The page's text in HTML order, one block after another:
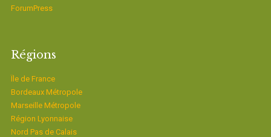
ForumPress
Régions
Ïle de France
Bordeaux Métropole
Marseille Métropole
Région Lyonnaise
Nord Pas de Calais